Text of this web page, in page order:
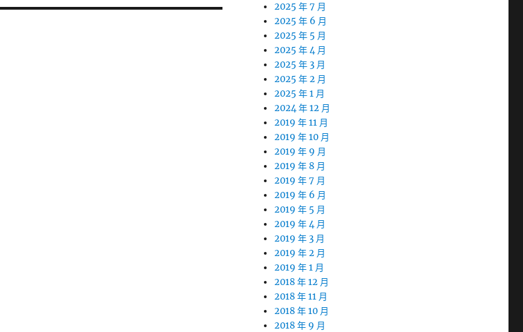
2025 年 7 月
2025 年 6 月
2025 年 5 月
2025 年 4 月
2025 年 3 月
2025 年 2 月
2025 年 1 月
2024 年 12 月
2019 年 11 月
2019 年 10 月
2019 年 9 月
2019 年 8 月
2019 年 7 月
2019 年 6 月
2019 年 5 月
2019 年 4 月
2019 年 3 月
2019 年 2 月
2019 年 1 月
2018 年 12 月
2018 年 11 月
2018 年 10 月
2018 年 9 月